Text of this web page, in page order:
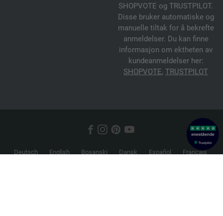
SHOPVOTE og TRUSTPILOT.
Disse bruker automatiske og
manuelle tiltak for å bekrefte
anmeldelser. Du kan finne
informasjon om ektheten av
kundeanmeldelser her:
SHOPVOTE, TRUSTPILOT
Deutsch English Bosanski Dansk Español
Français